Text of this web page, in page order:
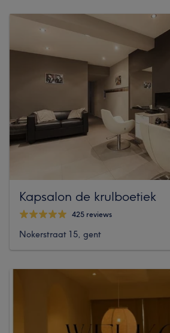
Kapsalon de krulboetiek
425 reviews
Nokerstraat 15, gent